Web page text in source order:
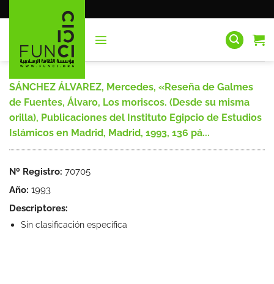
al
SÁNCHEZ ÁLVAREZ, Mercedes, «Reseña de Galmes
de Fuentes, Álvaro, Los moriscos. (Desde su misma
orilla), Publicaciones del Instituto Egipcio de Estudios
Islámicos en Madrid, Madrid, 1993, 136 pá...
Nº Registro: 70705
Año: 1993
Descriptores:
Sin clasificación específica